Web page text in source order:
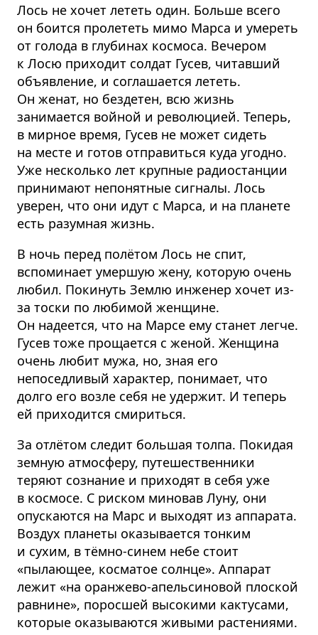
Лось не хочет лететь один. Больше всего
он боится пролететь мимо Марса и умереть
от голода в глубинах космоса. Вечером
к Лосю приходит солдат Гусев, читавший
объявление, и соглашается лететь.
Он женат, но бездетен, всю жизнь
занимается войной и революцией. Теперь,
в мирное время, Гусев не может сидеть
на месте и готов отправиться куда угодно.
Уже несколько лет крупные радиостанции
принимают непонятные сигналы. Лось
уверен, что они идут с Марса, и на планете
есть разумная жизнь.
В ночь перед полётом Лось не спит,
вспоминает умершую жену, которую очень
любил. Покинуть Землю инженер хочет из-
за тоски по любимой женщине.
Он надеется, что на Марсе ему станет легче.
Гусев тоже прощается с женой. Женщина
очень любит мужа, но, зная его
непоседливый характер, понимает, что
долго его возле себя не удержит. И теперь
ей приходится смириться.
За отлётом следит большая толпа. Покидая
земную атмосферу, путешественники
теряют сознание и приходят в себя уже
в космосе. С риском миновав Луну, они
опускаются на Марс и выходят из аппарата.
Воздух планеты оказывается тонким
и сухим, в тёмно-синем небе стоит
«пылающее, косматое солнце». Аппарат
лежит «на оранжево-апельсиновой плоской
равнине», поросшей высокими кактусами,
которые оказываются живыми растениями.